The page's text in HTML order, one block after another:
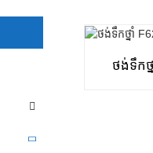
ថង់ទឹកថ្